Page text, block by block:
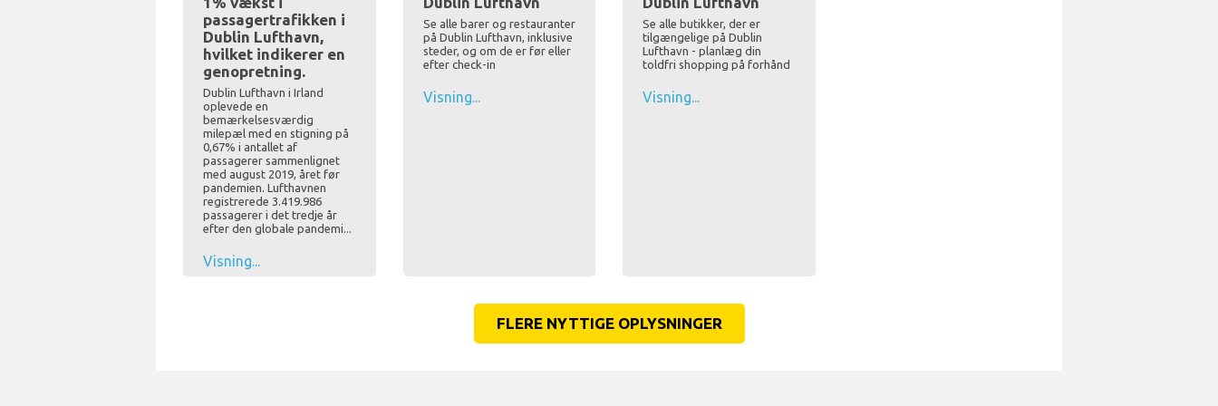
passagertrafikken i
Dublin Lufthavn,
hvilket indikerer en
genopretning.
Dublin Lufthavn i Irland
oplevede en
bemærkelsesværdig
milepæl med en stigning på
0,67% i antallet af
passagerer sammenlignet
med august 2019, året før
pandemien. Lufthavnen
registrerede 3.419.986
passagerer i det tredje år
efter den globale pandemi...
Visning...
Se alle barer og restauranter
på Dublin Lufthavn, inklusive
steder, og om de er før eller
efter check-in
Visning...
Se alle butikker, der er
tilgængelige på Dublin
Lufthavn - planlæg din
toldfri shopping på forhånd
Visning...
FLERE NYTTIGE OPLYSNINGER